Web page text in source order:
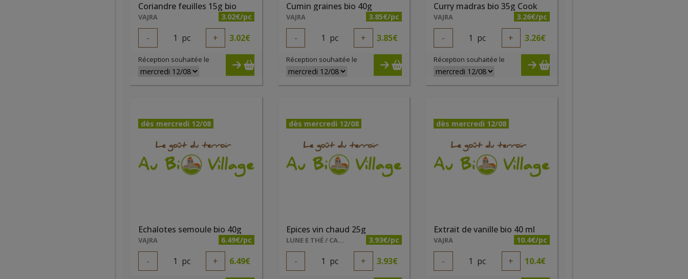
Coriandre feuilles 15g bio
VAJRA 3.02€/pc
- 1 pc + 3.02€
Réception souhaitée le
Cumin graines bio 40g
VAJRA 3.85€/pc
- 1 pc + 3.85€
Réception souhaitée le
Curry madras bio 35g Cook
VAJRA 3.26€/pc
- 1 pc + 3.26€
Réception souhaitée le
dès mercredi 12/08
Echalotes semoule bio 40g
VAJRA 6.49€/pc
- 1 pc + 6.49€
dès mercredi 12/08
Epices vin chaud 25g
LUNE E THÉ / CALON LUCIE 3.93€/pc
- 1 pc + 3.93€
dès mercredi 12/08
Extrait de vanille bio 40 ml
VAJRA 10.4€/pc
- 1 pc + 10.4€